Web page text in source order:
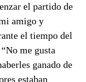
el partido de
amigo y
el tiempo del
me gusta
ganado de
estaban